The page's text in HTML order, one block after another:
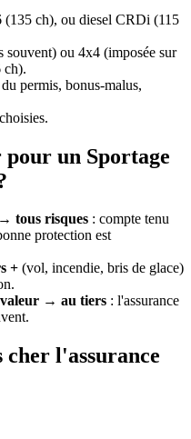
(135 ch), ou diesel CRDi (115
souvent) ou 4x4 (imposée sur
ch).
permis, bonus-malus,
choisies.
un Sportage
tous risques : compte tenu
protection est
+ (vol, incendie, bris de glace)
→ au tiers : l'assurance
cher l'assurance